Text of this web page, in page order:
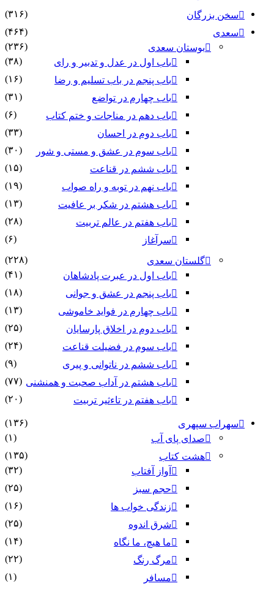
سخن بزرگان
(۳۱۶)
سعدی
(۴۶۴)
بوستان سعدی
(۲۳۶)
باب اول در عدل و تدبیر و رای
(۳۸)
باب پنجم در باب تسلیم و رضا
(۱۶)
باب چهارم در تواضع
(۳۱)
باب دهم در مناجات و ختم کتاب
(۶)
باب دوم در احسان
(۳۳)
باب سوم در عشق و مستی و شور
(۳۰)
باب ششم در قناعت
(۱۵)
باب نهم در توبه و راه صواب
(۱۹)
باب هشتم در شکر بر عافیت
(۱۳)
باب هفتم در عالم تربیت
(۲۸)
سرآغاز
(۶)
گلستان سعدی
(۲۲۸)
باب اول در عبرت پادشاهان
(۴۱)
باب پنجم در عشق و جوانى
(۱۸)
باب چهارم در فواید خاموشى
(۱۳)
باب دوم در اخلاق پارسایان
(۲۵)
باب سوم در فضیلت قناعت
(۲۴)
باب ششم در ناتوانى و پیرى
(۹)
باب هشتم در آداب صحبت و همنشنى (۷۷)
باب هفتم در تاءثیر تربیت
(۲۰)
سهراب سپهری
(۱۳۶)
صدای پای آب
(۱)
هشت کتاب
(۱۳۵)
آواز آفتاب
(۳۲)
حجم سبز
(۲۵)
زندگی خواب ها
(۱۶)
شرق اندوه
(۲۵)
ما هیچ، ما نگاه
(۱۴)
مرگ رنگ
(۲۲)
مسافر
(۱)